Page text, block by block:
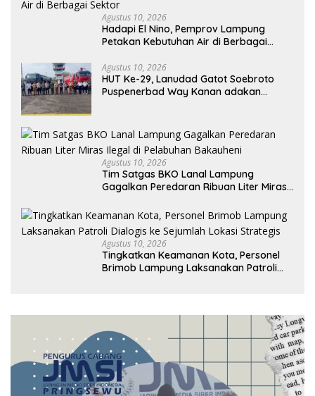
Agustus 10, 2026
Hadapi El Nino, Pemprov Lampung
Petakan Kebutuhan Air di Berbagai
Agustus 10, 2026
HUT Ke-29, Lanudad Gatot Soebroto
Puspenerbad Way Kanan adakan
Agustus 10, 2026
Tim Satgas BKO Lanal Lampung
Gagalkan Peredaran Ribuan Liter Miras
Agustus 10, 2026
Tingkatkan Keamanan Kota, Personel
Brimob Lampung Laksanakan Patroli